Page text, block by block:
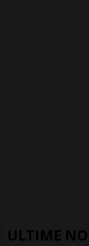
ULTIME